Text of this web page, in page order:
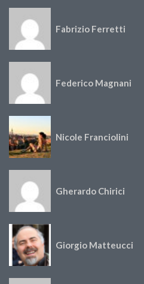
Fabrizio Ferretti
Federico Magnani
Nicole Franciolini
Gherardo Chirici
Giorgio Matteucci